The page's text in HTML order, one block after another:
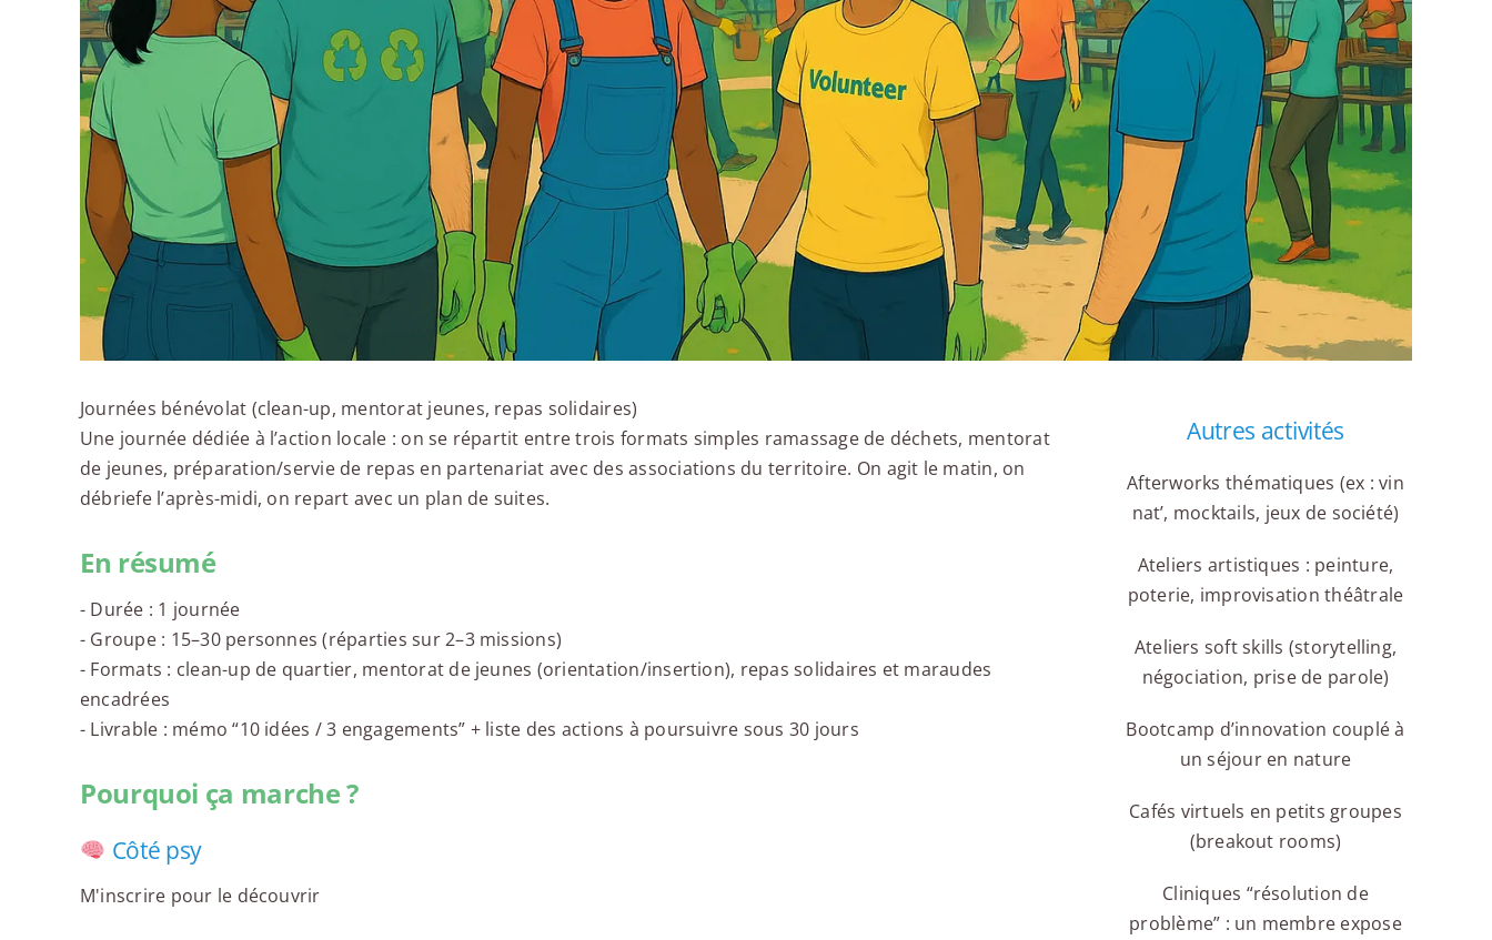
Journées bénévolat (clean-up, mentorat jeunes, repas solidaires)
Une journée dédiée à l’action locale : on se répartit entre trois formats simples ramassage de déchets, mentorat
de jeunes, préparation/servie de repas en partenariat avec des associations du territoire. On agit le matin, on
débriefe l’après-midi, on repart avec un plan de suites.
En résumé
- Durée : 1 journée
- Groupe : 15–30 personnes (réparties sur 2–3 missions)
- Formats : clean-up de quartier, mentorat de jeunes (orientation/insertion), repas solidaires et maraudes
encadrées
- Livrable : mémo “10 idées / 3 engagements” + liste des actions à poursuivre sous 30 jours
Pourquoi ça marche ?
Côté psy
M'inscrire pour le découvrir
Autres activités
Afterworks thématiques (ex : vin
nat’, mocktails, jeux de société)
Ateliers artistiques : peinture,
poterie, improvisation théâtrale
Ateliers soft skills (storytelling,
négociation, prise de parole)
Bootcamp d’innovation couplé à
un séjour en nature
Cafés virtuels en petits groupes
(breakout rooms)
Cliniques “résolution de
problème” : un membre expose